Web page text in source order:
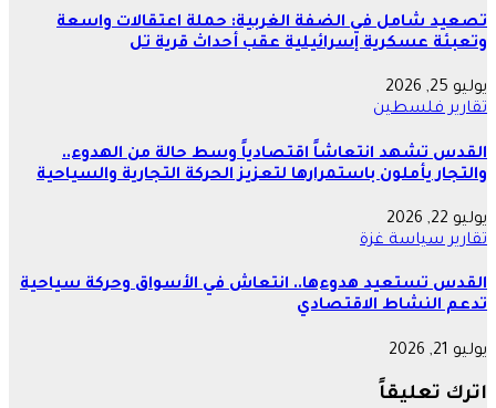
تصعيد شامل في الضفة الغربية: حملة اعتقالات واسعة
وتعبئة عسكرية إسرائيلية عقب أحداث قرية تل
يوليو 25, 2026
تقاريرفلسطين
القدس تشهد انتعاشاً اقتصادياً وسط حالة من الهدوء..
والتجار يأملون باستمرارها لتعزيز الحركة التجارية والسياحية
يوليو 22, 2026
تقاريرسياسةغزة
القدس تستعيد هدوءها.. انتعاش في الأسواق وحركة سياحية
تدعم النشاط الاقتصادي
يوليو 21, 2026
اترك تعليقاً